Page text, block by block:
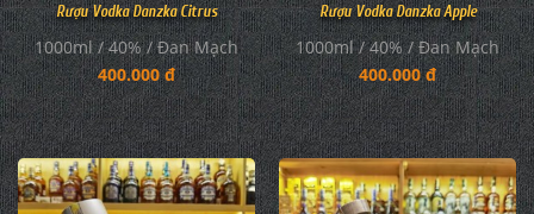
Rượu Vodka Danzka Citrus
1000ml / 40% / Đan Mạch
400.000 đ
Rượu Vodka Danzka Apple
1000ml / 40% / Đan Mạch
400.000 đ